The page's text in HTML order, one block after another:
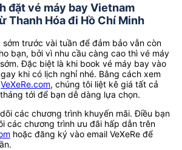
đặt vé máy bay Vietnam
Thanh Hóa đi Hồ Chí Minh
trước vài tuần để đảm bảo vẫn còn
bạn, bởi vì nhu cầu càng cao thì vé máy
Đặc biệt là khi book vé máy bay vào
khi có lịch nghỉ nhé. Bằng cách xem
VeXeRe.com, chúng tôi liệt kê giá tất cả
tới để bạn dễ dàng lựa chọn.
các chương trình khuyến mãi. Điều bạn
các chương trình ưu đãi hấp dẫn trên
hoặc đăng ký vào email VeXeRe để